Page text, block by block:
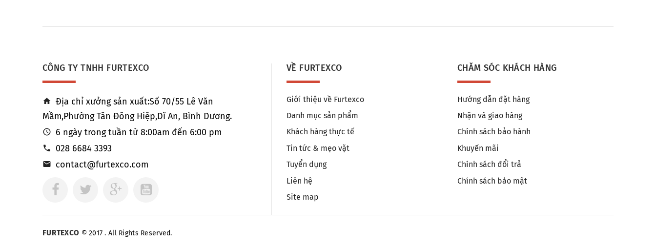
CÔNG TY TNHH FURTEXCO
Địa chỉ xưởng sản xuất:Số 70/55 Lê Văn
Mầm,Phường Tân Đông Hiệp,Dĩ An, Bình Dương.
6 ngày trong tuần từ 8:00am đến 6:00 pm
028 6684 3393
contact@furtexco.com
VỀ FURTEXCO
Giới thiệu về Furtexco
Danh mục sản phẩm
Khách hàng thực tế
Tin tức & mẹo vặt
Tuyển dụng
Liên hệ
Site map
CHĂM SÓC KHÁCH HÀNG
Hướng dẫn đặt hàng
Nhận và giao hàng
Chính sách bảo hành
Khuyến mãi
Chính sách đổi trả
Chính sách bảo mật
FURTEXCO © 2017 . All Rights Reserved.